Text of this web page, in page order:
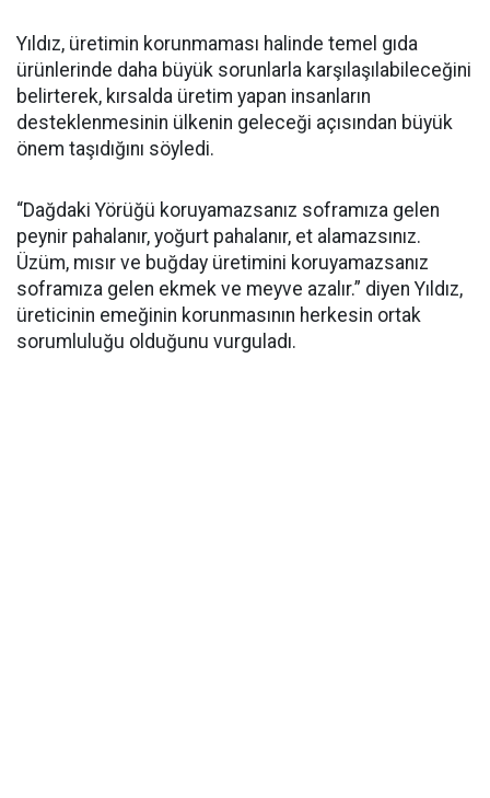
Yıldız, üretimin korunmaması halinde temel gıda
ürünlerinde daha büyük sorunlarla karşılaşılabileceğini
belirterek, kırsalda üretim yapan insanların
desteklenmesinin ülkenin geleceği açısından büyük
önem taşıdığını söyledi.
“Dağdaki Yörüğü koruyamazsanız soframıza gelen
peynir pahalanır, yoğurt pahalanır, et alamazsınız.
Üzüm, mısır ve buğday üretimini koruyamazsanız
soframıza gelen ekmek ve meyve azalır.” diyen Yıldız,
üreticinin emeğinin korunmasının herkesin ortak
sorumluluğu olduğunu vurguladı.